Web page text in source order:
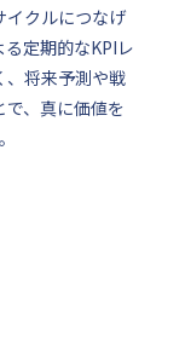
イクルにつなげ
定期的なKPIレ
、将来予測や戦
、真に価値を